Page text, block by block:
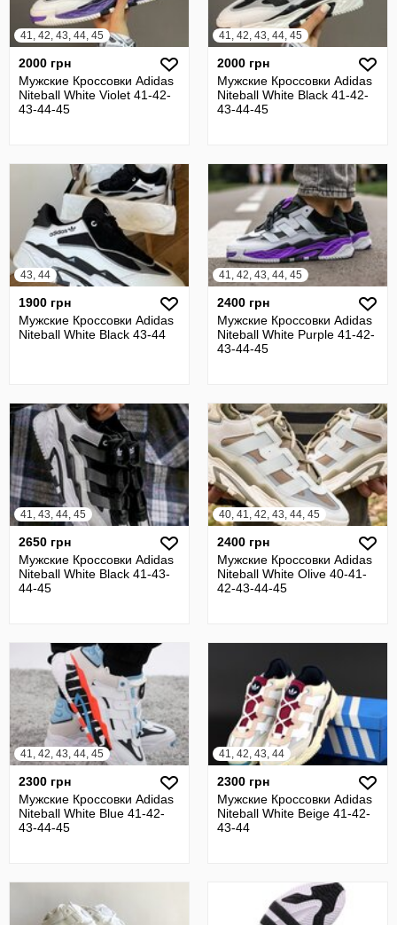
41, 42, 43, 44, 45
2000 грн
Мужские Кроссовки Adidas
Niteball White Violet 41-42-
43-44-45
41, 42, 43, 44, 45
2000 грн
Мужские Кроссовки Adidas
Niteball White Black 41-42-
43-44-45
43, 44
1900 грн
Мужские Кроссовки Adidas
Niteball White Black 43-44
41, 42, 43, 44, 45
2400 грн
Мужские Кроссовки Adidas
Niteball White Purple 41-42-
43-44-45
41, 43, 44, 45
2650 грн
Мужские Кроссовки Adidas
Niteball White Black 41-43-
44-45
40, 41, 42, 43, 44, 45
2400 грн
Мужские Кроссовки Adidas
Niteball White Olive 40-41-
42-43-44-45
41, 42, 43, 44, 45
2300 грн
Мужские Кроссовки Adidas
Niteball White Blue 41-42-
43-44-45
41, 42, 43, 44
2300 грн
Мужские Кроссовки Adidas
Niteball White Beige 41-42-
43-44